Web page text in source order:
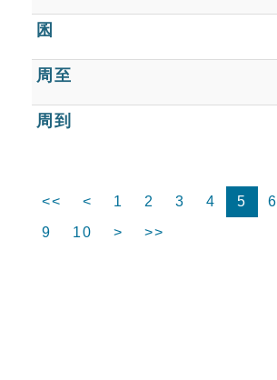
囷
周至
周到
<< < 1 2 3 4 5 6
9
10 > >>